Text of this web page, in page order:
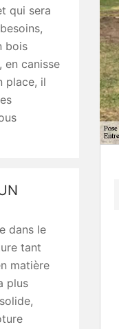
qui sera
bois
en canisse
place, il
dans le
tant
matière
plus